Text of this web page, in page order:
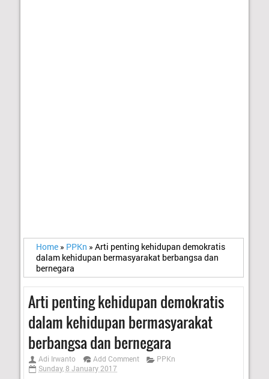
Home » PPKn » Arti penting kehidupan demokratis
dalam kehidupan bermasyarakat berbangsa dan
bernegara
Arti penting kehidupan demokratis
dalam kehidupan bermasyarakat
berbangsa dan bernegara
Adi Irwanto Add Comment
PPKn
Sunday, 8 January 2017